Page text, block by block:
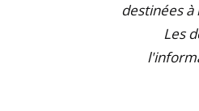
destinées à
Les